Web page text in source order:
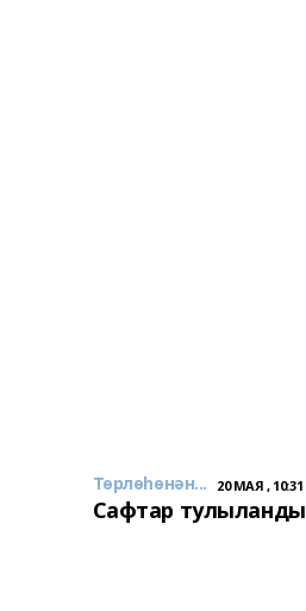
Төрлөһөнән... 20 МАЯ , 10:31
Сафтар тулыланды